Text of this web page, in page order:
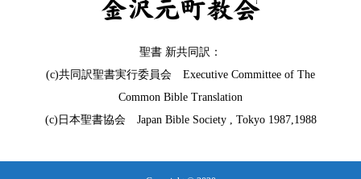
聖書 新共同訳：
(c)共同訳聖書実行委員会 Executive Committee of The
Common Bible Translation
(c)日本聖書協会 Japan Bible Society , Tokyo 1987,1988